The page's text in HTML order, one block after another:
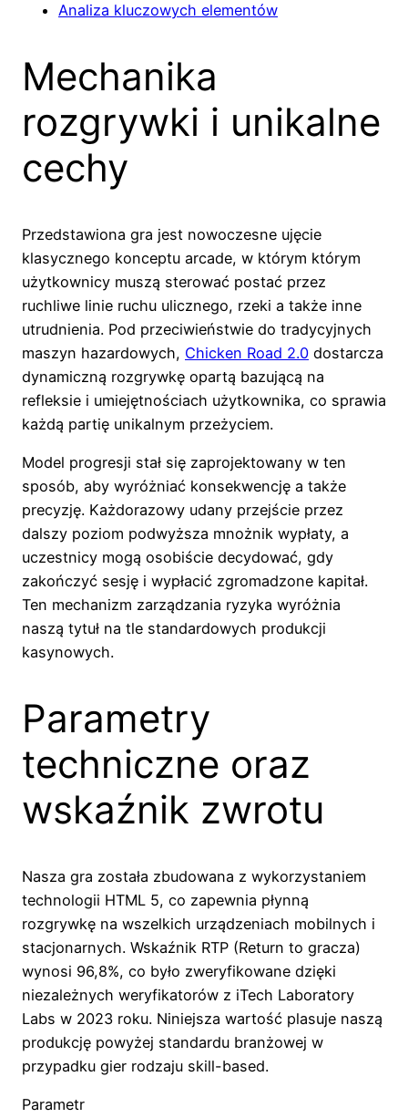
Analiza kluczowych elementów
Mechanika
rozgrywki i unikalne
cechy
Przedstawiona gra jest nowoczesne ujęcie
klasycznego konceptu arcade, w którym którym
użytkownicy muszą sterować postać przez
ruchliwe linie ruchu ulicznego, rzeki a także inne
utrudnienia. Pod przeciwieństwie do tradycyjnych
maszyn hazardowych, Chicken Road 2.0 dostarcza
dynamiczną rozgrywkę opartą bazującą na
refleksie i umiejętnościach użytkownika, co sprawia
każdą partię unikalnym przeżyciem.
Model progresji stał się zaprojektowany w ten
sposób, aby wyróżniać konsekwencję a także
precyzję. Każdorazowy udany przejście przez
dalszy poziom podwyższa mnożnik wypłaty, a
uczestnicy mogą osobiście decydować, gdy
zakończyć sesję i wypłacić zgromadzone kapitał.
Ten mechanizm zarządzania ryzyka wyróżnia
naszą tytuł na tle standardowych produkcji
kasynowych.
Parametry
techniczne oraz
wskaźnik zwrotu
Nasza gra została zbudowana z wykorzystaniem
technologii HTML 5, co zapewnia płynną
rozgrywkę na wszelkich urządzeniach mobilnych i
stacjonarnych. Wskaźnik RTP (Return to gracza)
wynosi 96,8%, co było zweryfikowane dzięki
niezależnych weryfikatorów z iTech Laboratory
Labs w 2023 roku. Niniejsza wartość plasuje naszą
produkcję powyżej standardu branżowej w
przypadku gier rodzaju skill-based.
Parametr